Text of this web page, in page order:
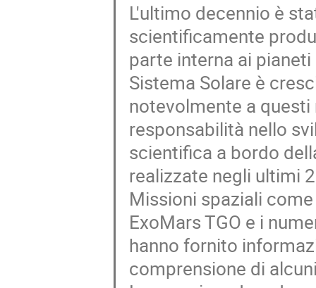
L'ultimo decennio è
scientificamente
parte interna ai
Sistema Solare è
notevolmente a
responsabilità nello
scientifica a bordo
realizzate negli ultimi
Missioni spaziali
ExoMars TGO e i
hanno fornito
comprensione di